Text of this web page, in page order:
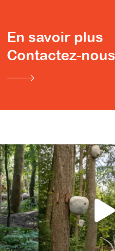
En savoir plus
Contactez-nous